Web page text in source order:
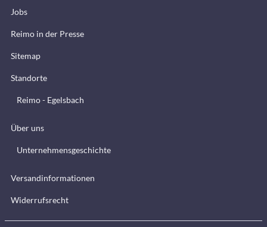
Jobs
Reimo in der Presse
Sitemap
Standorte
Reimo - Egelsbach
Über uns
Unternehmensgeschichte
Versandinformationen
Widerrufsrecht